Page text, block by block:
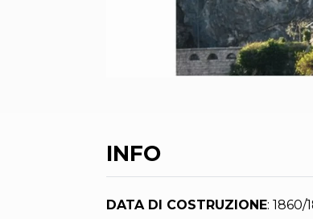
INFO
DATA DI COSTRUZIONE: